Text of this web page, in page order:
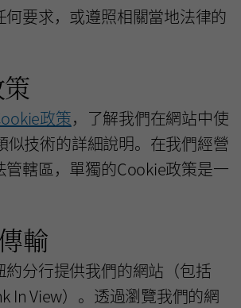
何要求，或遵照相關當地法律的
政策，了解我們在網站中使
似技術的詳細說明。在我們經營
管轄區，單獨的Cookie政策是一
輸
約分行提供我們的網站（包括
In View）。透過瀏覽我們的網